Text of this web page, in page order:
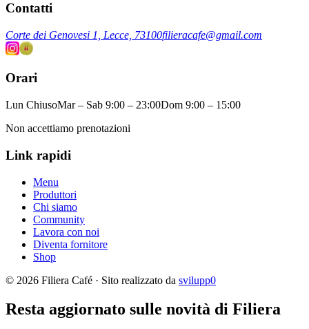
Contatti
Corte dei Genovesi 1, Lecce, 73100filieracafe@gmail.com
Orari
Lun ChiusoMar – Sab 9:00 – 23:00Dom 9:00 – 15:00
Non accettiamo prenotazioni
Link rapidi
Menu
Produttori
Chi siamo
Community
Lavora con noi
Diventa fornitore
Shop
© 2026 Filiera Café · Sito realizzato da svilupp0
Resta aggiornato sulle novità di Filiera